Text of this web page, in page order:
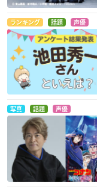
宇宙戦艦ヤマト 復活
徳川太助
ランキング 話題 声優
写真 話題 声優